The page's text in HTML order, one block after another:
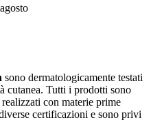
sono dermatologicamente testati
cutanea. Tutti i prodotti sono
con materie prime
certificazioni e sono privi